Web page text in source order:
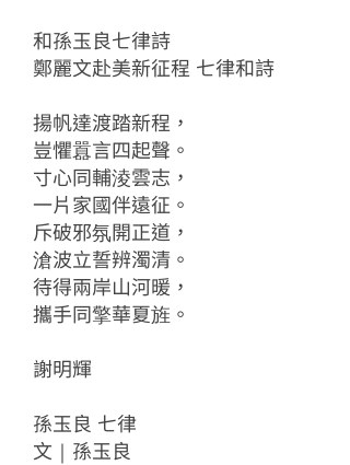
和孫玉良七律詩
鄭麗文赴美新征程 七律和詩
揚帆達渡踏新程，
豈懼囂言四起聲。
寸心同輔淩雲志，
一片家國伴遠征。
斥破邪氛開正道，
滄波立誓辨濁清。
待得兩岸山河暖，
攜手同擎華夏旌。
謝明輝
孫玉良 七律
文｜孫玉良